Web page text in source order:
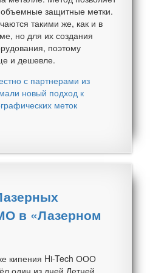
защитные метки.
такими же, как и в
но для их создания
поэтому
и дешевле.
в «Лазерном
кипения Hi-Tech ООО